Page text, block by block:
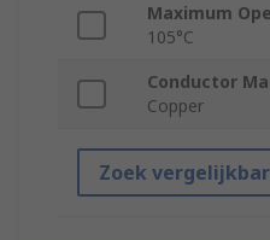
Maximum
105°C
Conductor
Copper
Zoek